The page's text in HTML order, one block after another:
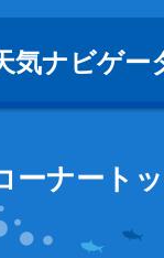
気ナビゲー
ーナート